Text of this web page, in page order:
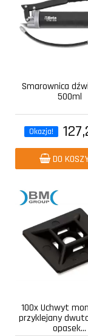
Smarownica
500ml
Okazja!
DO
100x Uchwyt
przyklejany
opasek...